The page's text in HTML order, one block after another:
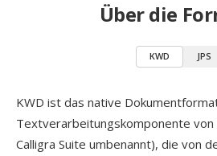
Über die
KWD JPS
KWD ist das native
Textverarbeitungskomponente
Calligra Suite umbenannt), die von